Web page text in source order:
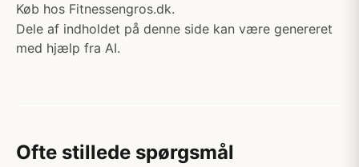
Køb hos Fitnessengros.dk.
Dele af indholdet på denne side kan være genereret
med hjælp fra AI.
Ofte stillede spørgsmål